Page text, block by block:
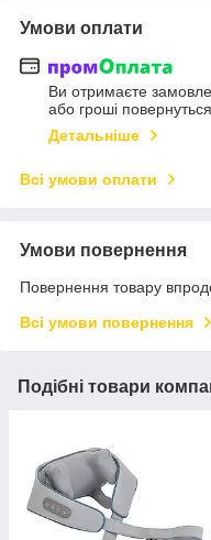
Умови оплати
Ви отримаєте
або гроші
Детальніше
Всі умови оплати
Умови повернення
Повернення товару
Всі умови повернення
Подібні товари